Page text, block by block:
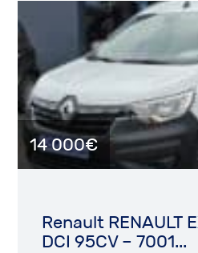
14 000€
Renault RENAULT
DCI 95CV – 7001...